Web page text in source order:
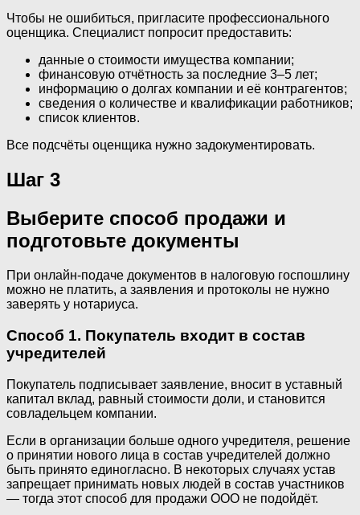
Чтобы не ошибиться, пригласите профессионального
оценщика. Специалист попросит предоставить:
данные о стоимости имущества компании;
финансовую отчётность за последние 3–5 лет;
информацию о долгах компании и её контрагентов;
сведения о количестве и квалификации работников;
список клиентов.
Все подсчёты оценщика нужно задокументировать.
Шаг 3
Выберите способ продажи и
подготовьте документы
При онлайн-подаче документов в налоговую госпошлину
можно не платить, а заявления и протоколы не нужно
заверять у нотариуса.
Способ 1. Покупатель входит в состав
учредителей
Покупатель подписывает заявление, вносит в уставный
капитал вклад, равный стоимости доли, и становится
совладельцем компании.
Если в организации больше одного учредителя, решение
о принятии нового лица в состав учредителей должно
быть принято единогласно. В некоторых случаях устав
запрещает принимать новых людей в состав участников
— тогда этот способ для продажи ООО не подойдёт.